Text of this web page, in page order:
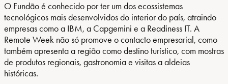
O Fundão é conhecido por ter um dos ecossistemas
tecnológicos mais desenvolvidos do interior do país, atraindo
empresas como a IBM, a Capgemini e a Readiness IT. A
Remote Week não só promove o contacto empresarial, como
também apresenta a região como destino turístico, com mostras
de produtos regionais, gastronomia e visitas a aldeias
históricas.